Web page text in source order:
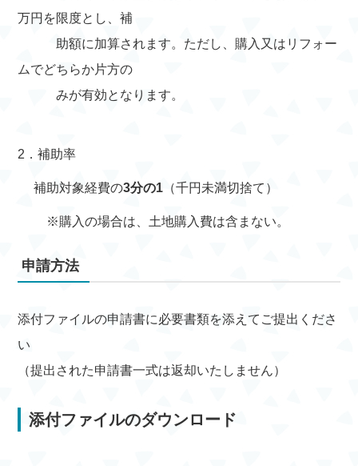
万円を限度とし、補
助額に加算されます。ただし、購入又はリフォー
ムでどちらか片方の
みが有効となります。
2．補助率
補助対象経費の3分の1 （千円未満切捨て）
※購入の場合は、土地購入費は含まない。
申請方法
添付ファイルの申請書に必要書類を添えてご提出くださ
い
（提出された申請書一式は返却いたしません）
添付ファイルのダウンロード